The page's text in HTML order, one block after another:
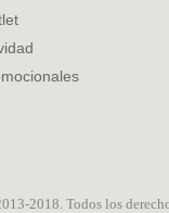
2018. Todos los